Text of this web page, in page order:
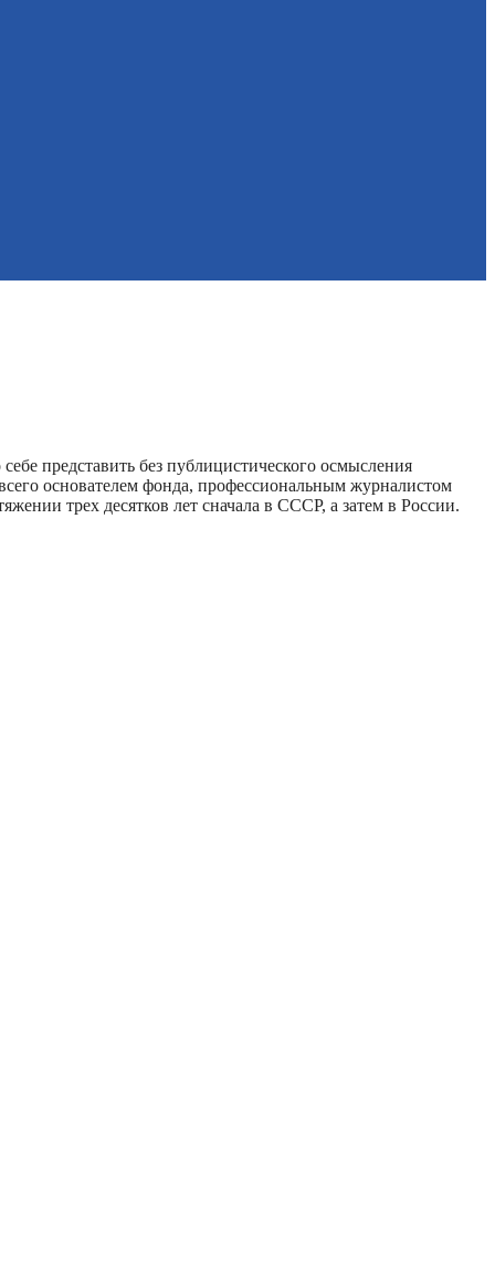
представить без публицистического осмысления
основателем фонда, профессиональным журналистом
трех десятков лет сначала в СССР, а затем в России.